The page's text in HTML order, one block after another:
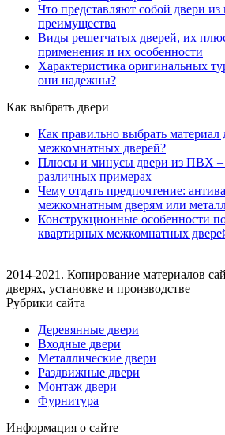
Что представляют собой двери
преимущества
Виды решетчатых дверей, их
применения и их особенности
Характеристика оригинальных
они надежны?
Как выбрать двери
Как правильно выбрать материал
межкомнатных дверей?
Плюсы и минусы двери из ПВХ –
различных примерах
Чему отдать предпочтение:
межкомнатным дверям или
Конструкционные особенности
квартирных межкомнатных
2014-2021. Копирование материалов
дверях, установке и производстве
Рубрики сайта
Деревянные двери
Входные двери
Металлические двери
Раздвижные двери
Монтаж двери
Фурнитура
Информация о сайте